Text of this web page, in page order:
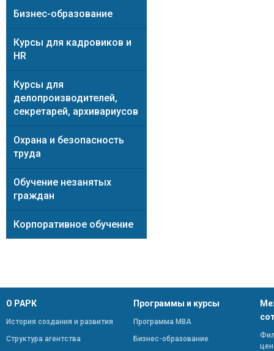
Бизнес-образование
Курсы для кадровиков и
HR
Курсы для
делопроизводителей,
секретарей, архивариусов
Охрана и безопасность
труда
Обучение незанятых
граждан
Корпоративное обучение
О РАРК
История создания и развития
Структура агентства
Программы и курсы
Программа МВА
Бизнес-образование